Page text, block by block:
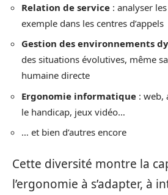
Relation de service : analyser
exemple dans les centres d’appels
Gestion des environnements
des situations évolutives, même
humaine directe
Ergonomie informatique : web,
le handicap, jeux vidéo…
… et bien d’autres encore
Cette diversité montre la
l’ergonomie à s’adapter, à